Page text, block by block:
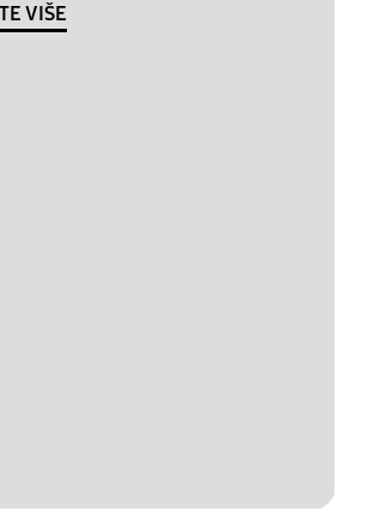
VIŠE